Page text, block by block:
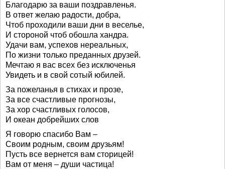
Благодарю за ваши поздравленья.
В ответ желаю радости, добра,
Чтоб проходили ваши дни в веселье,
И стороной чтоб обошла хандра.
Удачи вам, успехов нереальных,
По жизни только преданных друзей.
Мечтаю я вас всех без исключенья
Увидеть и в свой сотый юбилей.
За пожеланья в стихах и прозе,
За все счастливые прогнозы,
За хор счастливых голосов,
И океан добрейших слов
Я говорю спасибо Вам –
Своим родным, своим друзьям!
Пусть все вернется вам сторицей!
Вам от меня – души частица!